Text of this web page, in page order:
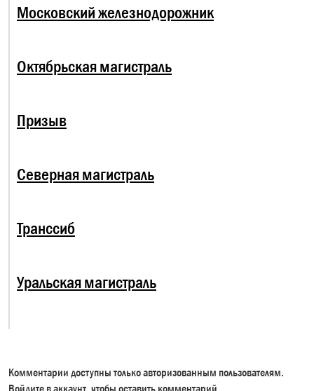
Московский железнодорожник
Октябрьская магистраль
Призыв
Северная магистраль
Транссиб
Уральская магистраль
Комментарии доступны только авторизованным пользователям.
Войдите в аккаунт, чтобы оставить комментарий.